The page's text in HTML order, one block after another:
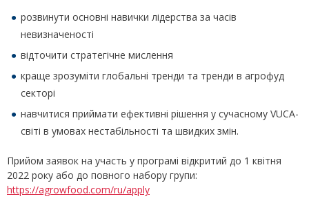
розвинути основні навички лідерства за часів
невизначеності
відточити стратегічне мислення
краще зрозуміти глобальні тренди та тренди в агрофуд
секторі
навчитися приймати ефективні рішення у сучасному VUCA-
світі в умовах нестабільності та швидких змін.
Прийом заявок на участь у програмі відкритий до 1 квітня
2022 року або до повного набору групи:
https://agrowfood.com/ru/apply